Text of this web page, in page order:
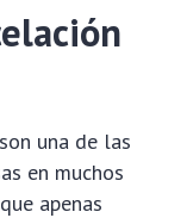
una de las
en muchos
apenas